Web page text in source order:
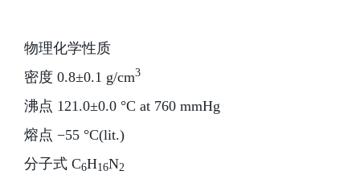
物理化学性质
密度 0.8±0.1 g/cm3
沸点 121.0±0.0 °C at 760 mmHg
熔点 −55 °C(lit.)
分子式 C6H16N2